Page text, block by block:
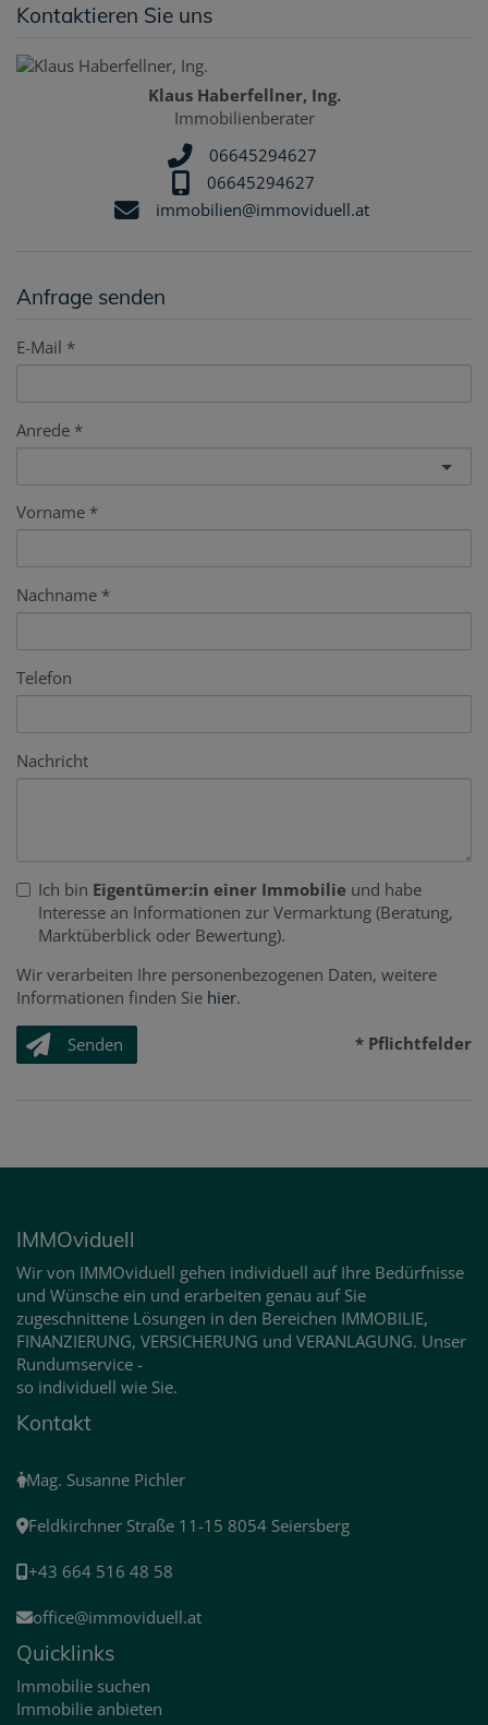
Kontaktieren Sie uns
Klaus Haberfellner, Ing.
Immobilienberater
06645294627
06645294627
immobilien@immoviduell.at
Anfrage senden
E-Mail
Anrede
Vorname
Nachname
Telefon
Nachricht
Ich bin Eigentümer:in einer Immobilie und habe
Interesse an Informationen zur Vermarktung (Beratung,
Marktüberblick oder Bewertung).
Wir verarbeiten Ihre personenbezogenen Daten, weitere
Informationen finden Sie hier.
Senden * Pflichtfelder
IMMOviduell
Wir von IMMOviduell gehen individuell auf Ihre Bedürfnisse
und Wünsche ein und erarbeiten genau auf Sie
zugeschnittene Lösungen in den Bereichen IMMOBILIE,
FINANZIERUNG, VERSICHERUNG und VERANLAGUNG. Unser
Rundumservice -
so individuell wie Sie.
Kontakt
Mag. Susanne Pichler
Feldkirchner Straße 11-15 8054 Seiersberg
+43 664 516 48 58
office@immoviduell.at
Quicklinks
Immobilie suchen
Immobilie anbieten